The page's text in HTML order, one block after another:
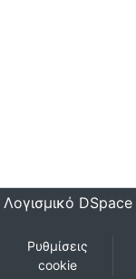
Λογισμικό DSpace
Ρυθμίσεις
cookie